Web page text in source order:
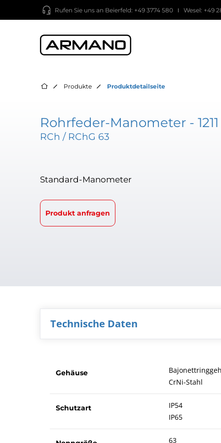
Rufen Sie uns an Beierfeld: +49 3774 580 Wesel: +49
Produkte Produktdetailseite
Rohrfeder-Manometer - 1211
RCh / RChG 63
Standard-Manometer
Produkt anfragen
Technische Daten
Gehäuse
CrNi-Stahl
Schutzart
IP54
IP65
63